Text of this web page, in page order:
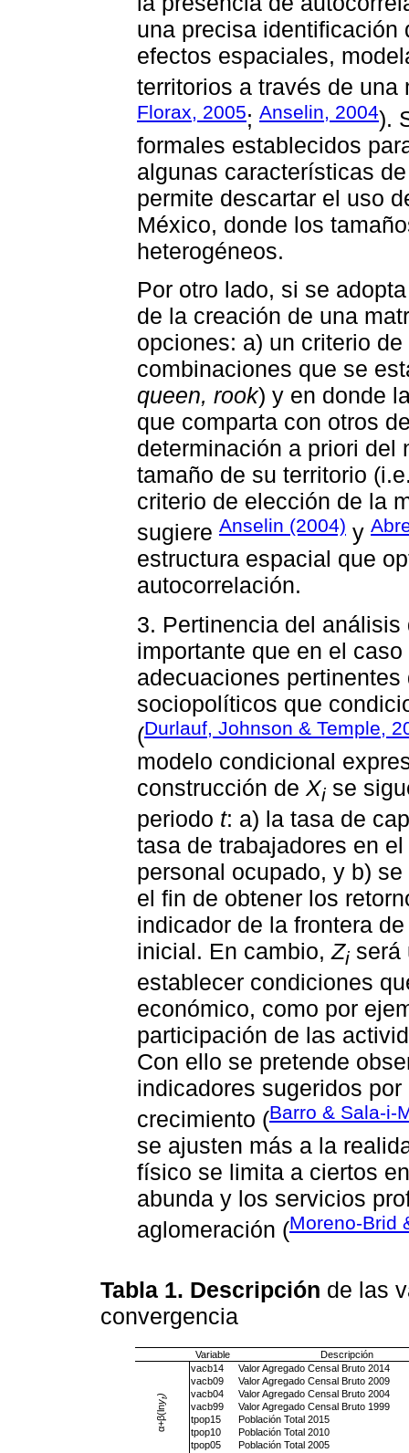
una precisa identificación
efectos espaciales,
territorios a través de una
Florax, 2005; Anselin, 2004).
formales establecidos
algunas características
permite descartar el uso
México, donde los
heterogéneos.
Por otro lado, si se
de la creación de una
opciones: a) un criterio
combinaciones que se
queen, rook) y en donde
que comparta con otros
determinación a priori del
tamaño de su territorio
criterio de elección de la
sugiere Anselin (2004) y
estructura espacial que
autocorrelación.
3. Pertinencia del
importante que en el
adecuaciones
sociopolíticos que
(Durlauf, Johnson & Temple,
modelo condicional
construcción de Xi se
periodo t: a) la tasa de
tasa de trabajadores en
personal ocupado, y b)
el fin de obtener los
indicador de la frontera
inicial. En cambio,Zi será
establecer condiciones
económico, como por
participación de las
Con ello se pretende
indicadores sugeridos
crecimiento (Barro & Sala-i-
se ajusten más a la
físico se limita a ciertos
abunda y los servicios
aglomeración (Moreno-Brid
Tabla 1. Descripción de las
convergencia
Variable Descripción
α+β(ln
y
t
)
vacb14
Valor Agregado Censal Bruto 2014
vacb09
Valor Agregado Censal Bruto 2009
vacb04
Valor Agregado Censal Bruto 2004
vacb99
Valor Agregado Censal Bruto 1999
tpop15
Población Total 2015
tpop10
Población Total 2010
tpop05
Población Total 2005